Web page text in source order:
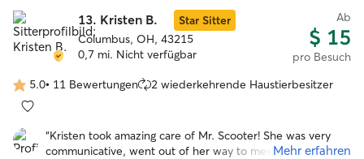
future!! Thank you so much, Miriam! So grateful!
13. Kristen B.
Star Sitter
Columbus, OH, 43215
0,7 mi. Nicht verfügbar
Ab
$ 15
pro Besuch
5.0
von
Sternen
5.0• 11 Bewertungen 2 wiederkehrende Haustierbesitzer
“Kristen took amazing care of Mr. Scooter! She was very
communicative, went out of her way to meet him before
Mehr erfahren